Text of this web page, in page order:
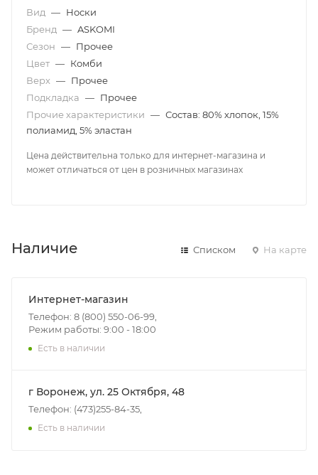
Вид — Носки
Бренд — ASKOMI
Сезон — Прочее
Цвет — Комби
Верх — Прочее
Подкладка — Прочее
Прочие характеристики — Состав: 80% хлопок, 15%
полиамид, 5% эластан
Цена действительна только для интернет-магазина и
может отличаться от цен в розничных магазинах
Наличие Списком На карте
Интернет-магазин
Телефон: 8 (800) 550-06-99,
Режим работы: 9:00 - 18:00
Есть в наличии
г Воронеж, ул. 25 Октября, 48
Телефон: (473)255-84-35,
Есть в наличии